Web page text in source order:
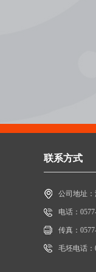
联系方式
公司地址
电话：
传真：
毛坯电话：